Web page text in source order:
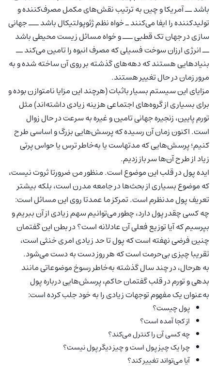
باشد ــ آمریکا و چین به ترتیب نقش‌های مکمل مصرف‌کننده و
تولیدکننده را ایفا می‌کنند ـ خواه نظم ژئوپولتیکال باشد ـــ جهانی
سازی در جهان تک قطبی ـــ و خواه مسائل زیست محیطی باشد
ــ انرژی ارزان سوخت فسیلی که مصرف انبوه را تامین می‌کند ــ
بنیادهایی هستند که دهه‌های گذشته‌ بر روی آن ساخته شده و به
مرور زمان در حال تغییر هستند.
مزایای این سیستم بسیار باثبات (هرچند این مزایا نامتوازن بوده و
برای بسیاری از گروه‌های اجتماعی هزینه زیادی داشته‌اند) مثل
تورم پایین، زنجیره جهانی تامین و غیره به سرعت در حال زوال
است. اکنون زمان آن رسیده که پرسش‌هایی بزرگ و اساسی طرح
کنیم؛ پرسش‌هایی که مدتهاست یا به‌خاطر ترس یا حواس پرتی
زیاد از طرح آن‌ها سر باز زدیم.
ایده پول در قلب این موضوع است. منظور من ضرورتا ثروت نیست،
که موضوع بسیاری از بحث‌ها در جامعه مدرن است، بلکه بیشتر
تعریف پول مدنظرم است. تمرکز ما عمدتا روی این مسائل است:
چه کسی چقدر پول دارد، چطور می‌توانیم سهم زیادی از آن ببریم و
بپرسیم که آیا توزیع فعلی آن عادلانه است؟ در بطن این گفتمان
چنین فرضی نهفته است که پول تا حد زیادی امری خنثی است،
تقریبا چیزی بی‌حرمت است که هر روز دست به دست می‌شود.
به هرحال، در چند سال گذشته به‌خاطر رسوخ موضوعاتی مانند
بدهی و تورم در قلب گفتمان حاکم، پرسش‌هایی درباره پول
به‌عنوان یک مفهوم توجهات زیادی را به خود جلب کرده است:
پول چیست؟
از کجا آمده است؟
چه کسی آن را کنترل می‌کند؟
چرا یک چیز پول است و چیز دیگر پول نیست؟
آیا می‌تواند تغییر کند؟